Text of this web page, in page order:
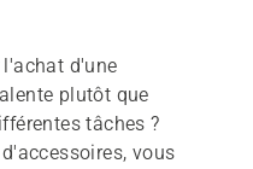
l'achat d'une
plutôt que
tâches ?
vous